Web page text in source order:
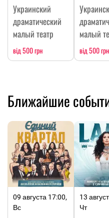
Украинский
драматический
малый театр
від 500 грн
малый
від 500 грн
Ближайшие
09 августа 17:00,
Вс
13
Чт